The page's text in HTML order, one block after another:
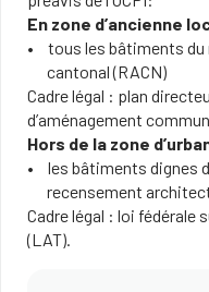
En zone d’ancienne
tous les bâtiments
cantonal (RACN)
Cadre légal : plan
d’aménagement
Hors de la zone
les bâtiments dignes
recensement
Cadre légal : loi fédérale
(LAT).